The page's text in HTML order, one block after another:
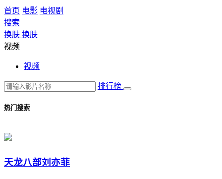
首页 电影 电视剧
搜索
换肤 换肤
视频
视频
排行榜
热门搜索
天龙八部刘亦菲